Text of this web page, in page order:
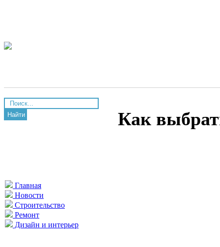
Найти
Главная
Новости
Строительство
Ремонт
Дизайн и интерьер
Как